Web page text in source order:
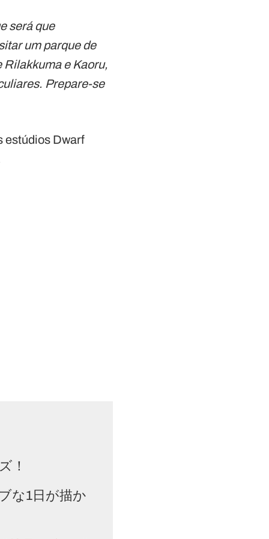
será que
um parque de
Rilakkuma e Kaoru,
Prepare-se
estúdios Dwarf
！
な1日が描か